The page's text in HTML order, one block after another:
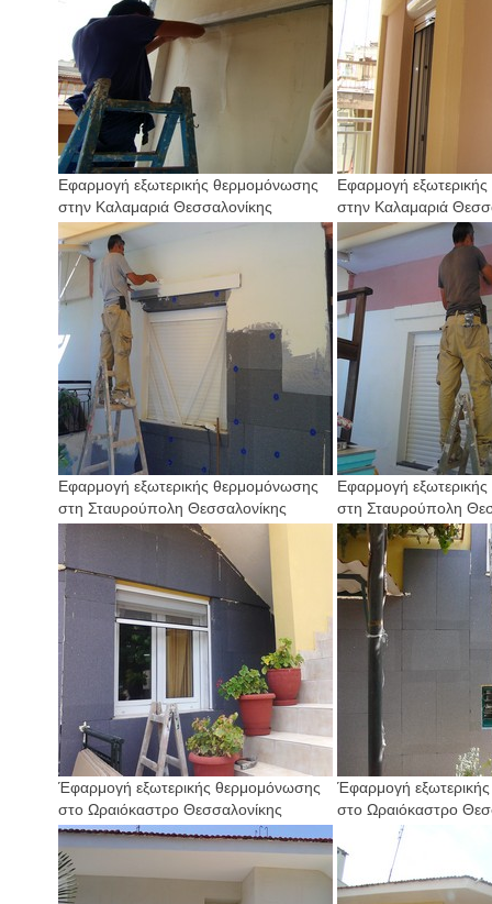
Εφαρμογή εξωτερικής θερμομόνωσης
στην Καλαμαριά Θεσσαλονίκης
Εφαρμογή
στην Καλαμαριά
Εφαρμογή εξωτερικής θερμομόνωσης
στη Σταυρούπολη Θεσσαλονίκης
Εφαρμογή
στη Σταυρούπολη
Έφαρμογή εξωτερικής θερμομόνωσης
στο Ωραιόκαστρο Θεσσαλονίκης
Έφαρμογή
στο Ωραιόκαστρο